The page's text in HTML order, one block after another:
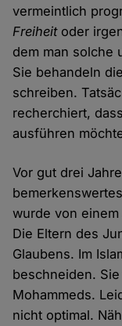
vermeintlich
Freiheitoder
dem man solche
Sie behandeln
schreiben.
recherchiert,
ausführen
Vor gut drei
wurde von
Die Eltern des
Glaubens. Im
beschneiden.
Mohammeds.
nicht optimal.